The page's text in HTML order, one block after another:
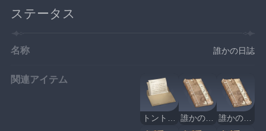
ステータス
名称 誰かの日誌
関連アイテム